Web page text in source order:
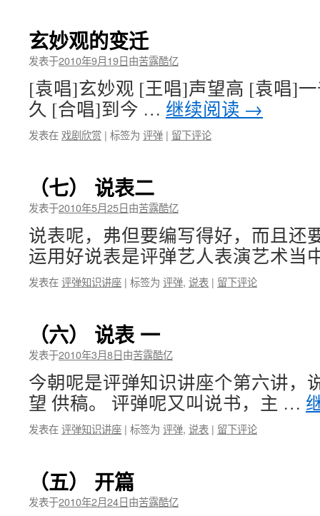
玄妙观的变迁
发表于2010年9月19日由苦露酷亿
[袁唱]玄妙观 [王唱]声望高 [袁唱]
久 [合唱]到今 … 继续阅读 →
发表在戏剧欣赏 | 标签为 评弹 | 留下评论
（七） 说表二
发表于2010年5月25日由苦露酷亿
说表呢，弗但要编写得好，而且还
运用好说表是评弹艺人表演艺术
发表在评弹知识讲座 | 标签为 评弹, 说表 | 留下评论
（六） 说表 一
发表于2010年3月8日由苦露酷亿
今朝呢是评弹知识讲座个第六讲
望 供稿。 评弹呢又叫说书，主 …
发表在评弹知识讲座 | 标签为 评弹, 说表 | 留下评论
（五） 开篇
发表于2010年2月24日由苦露酷亿